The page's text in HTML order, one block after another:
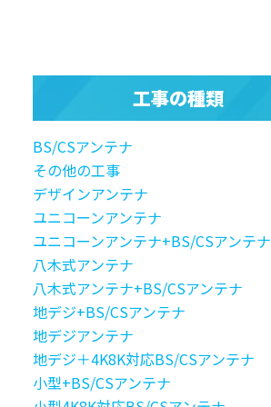
工事の種類
BS/CSアンテナ
その他の工事
デザインアンテナ
ユニコーンアンテナ
ユニコーンアンテナ+BS/CSアンテナ
八木式アンテナ
八木式アンテナ+BS/CSアンテナ
地デジ+BS/CSアンテナ
地デジアンテナ
地デジ＋4K8K対応BS/CSアンテナ
小型+BS/CSアンテナ